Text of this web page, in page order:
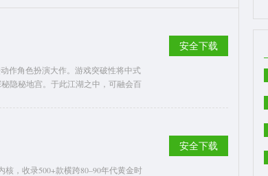
作角色扮演大作。游戏突破性将中式
隐秘地宫。于此江湖之中，可融会百
安全下载
，收录500+款横跨80–90年代黄金时
安全下载